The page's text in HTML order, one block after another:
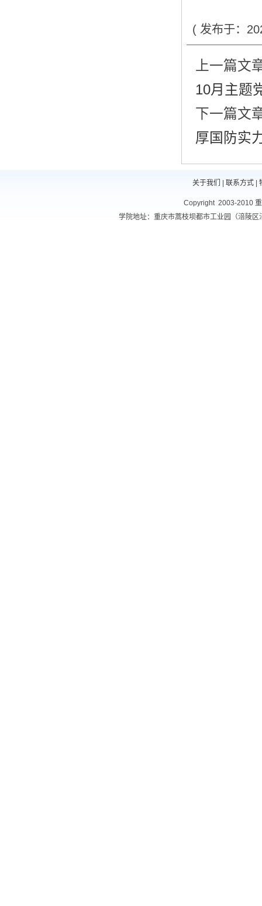
( 发布于：
上一篇文
10月主题
下一篇文
厚国防实
关于我们 联系方式|
Copyright 2003-2010
学院地址：重庆市蒿枝坝都市工业园（涪陵